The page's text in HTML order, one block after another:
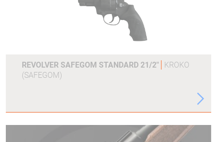
REVOLVER SAFEGOM STANDARD 21/2"
KROKO
(SAFEGOM)